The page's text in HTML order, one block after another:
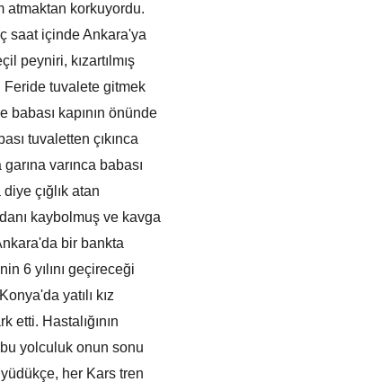
atmaktan korkuyordu.
saat içinde Ankara'ya
peyniri, kızartılmış
Feride tuvalete gitmek
kapının önünde
tuvaletten çıkınca
varınca babası
çığlık atan
kaybolmuş ve kavga
bir bankta
6 yılını geçireceği
yatılı kız
etti. Hastalığının
yolculuk onun sonu
her Kars tren